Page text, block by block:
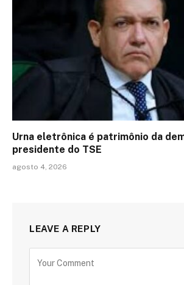
Urna eletrônica é patrimônio da
presidente do TSE
agosto 4, 2026
LEAVE A REPLY